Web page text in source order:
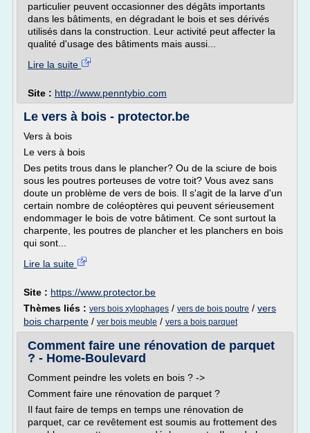
particulier peuvent occasionner des dégâts importants
dans les bâtiments, en dégradant le bois et ses dérivés
utilisés dans la construction. Leur activité peut affecter la
qualité d'usage des bâtiments mais aussi...
Lire la suite
Site : http://www.penntybio.com
Le vers à bois - protector.be
Vers à bois
Le vers à bois
Des petits trous dans le plancher? Ou de la sciure de bois
sous les poutres porteuses de votre toit? Vous avez sans
doute un problème de vers de bois. Il s'agit de la larve d'un
certain nombre de coléoptères qui peuvent sérieusement
endommager le bois de votre bâtiment. Ce sont surtout la
charpente, les poutres de plancher et les planchers en bois
qui sont...
Lire la suite
Site : https://www.protector.be
Thèmes liés : vers bois xylophages / vers de bois poutre / vers
bois charpente / ver bois meuble / vers a bois parquet
Comment faire une rénovation de parquet
? - Home-Boulevard
Comment peindre les volets en bois ? ->
Comment faire une rénovation de parquet ?
Il faut faire de temps en temps une rénovation de
parquet, car ce revêtement est soumis au frottement des